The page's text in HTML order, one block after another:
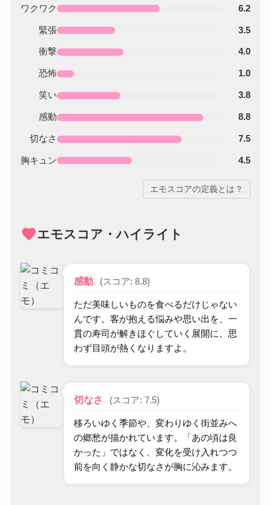
ワクワク 6.2
緊張 3.5
衝撃 4.0
恐怖 1.0
笑い 3.8
感動 8.8
切なさ 7.5
胸キュン 4.5
エモスコアの定義とは？
favoriteエモスコア・ハイライト
感動 (スコア: 8.8)
ただ美味しいものを食べるだけじゃない
んです。客が抱える悩みや思い出を、一
貫の寿司が解きほぐしていく展開に、思
わず目頭が熱くなりますよ。
切なさ (スコア: 7.5)
移ろいゆく季節や、変わりゆく街並みへ
の郷愁が描かれています。「あの頃は良
かった」ではなく、変化を受け入れつつ
前を向く静かな切なさが胸に沁みます。